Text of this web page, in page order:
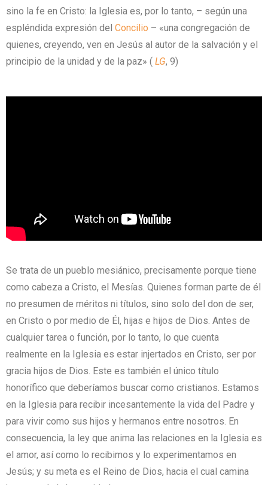
sino la fe en Cristo: la Iglesia es, por lo tanto, – según una
espléndida expresión del Concilio – «una congregación de
quienes, creyendo, ven en Jesús al autor de la salvación y el
principio de la unidad y de la paz» ( LG, 9)
Se trata de un pueblo mesiánico, precisamente porque tiene
como cabeza a Cristo, el Mesías. Quienes forman parte de él
no presumen de méritos ni títulos, sino solo del don de ser,
en Cristo o por medio de Él, hijas e hijos de Dios. Antes de
cualquier tarea o función, por lo tanto, lo que cuenta
realmente en la Iglesia es estar injertados en Cristo, ser por
gracia hijos de Dios. Este es también el único título
honorífico que deberíamos buscar como cristianos. Estamos
en la Iglesia para recibir incesantemente la vida del Padre y
para vivir como sus hijos y hermanos entre nosotros. En
consecuencia, la ley que anima las relaciones en la Iglesia es
el amor, así como lo recibimos y lo experimentamos en
Jesús; y su meta es el Reino de Dios, hacia el cual camina